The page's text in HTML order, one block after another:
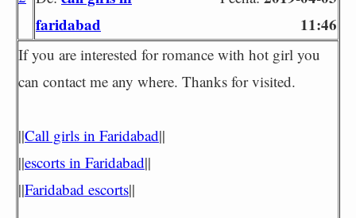
faridabad
11:46
If you are interested for romance with hot girl you
can contact me any where. Thanks for visited.
||Call girls in Faridabad||
||escorts in Faridabad||
||Faridabad escorts||